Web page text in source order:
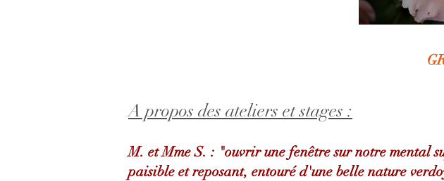
A propos des ateliers et stages :
M. et Mme S. : "ouvrir une fenêtre sur notre mental
paisible et reposant, entouré d'une belle nature